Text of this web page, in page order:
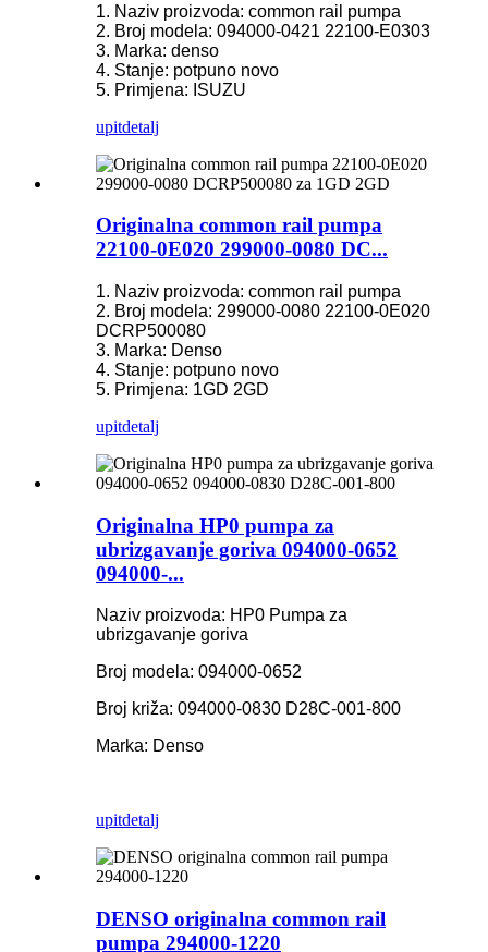
1. Naziv proizvoda: common rail pumpa
2. Broj modela: 094000-0421 22100-E0303
3. Marka: denso
4. Stanje: potpuno novo
5. Primjena: ISUZU
upitdetalj
Originalna common rail pumpa
22100-0E020 299000-0080 DC...
1. Naziv proizvoda: common rail pumpa
2. Broj modela: 299000-0080 22100-0E020
DCRP500080
3. Marka: Denso
4. Stanje: potpuno novo
5. Primjena: 1GD 2GD
upitdetalj
Originalna HP0 pumpa za
ubrizgavanje goriva 094000-0652
094000-...
Naziv proizvoda: HP0 Pumpa za
ubrizgavanje goriva
Broj modela: 094000-0652
Broj križa: 094000-0830 D28C-001-800
Marka: Denso
upitdetalj
DENSO originalna common rail
pumpa 294000-1220